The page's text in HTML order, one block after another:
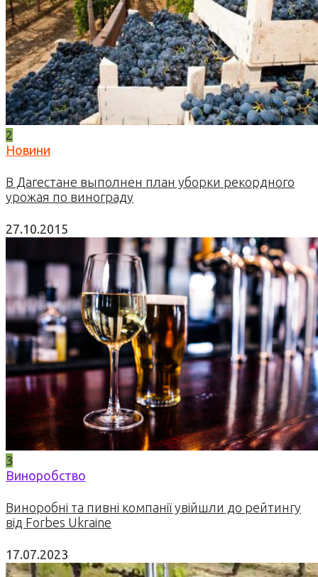
2
Новини
В Дагестане выполнен план уборки рекордного
урожая по винограду
27.10.2015
3
Виноробство
Виноробні та пивні компанії увійшли до рейтингу
від Forbes Ukraine
17.07.2023